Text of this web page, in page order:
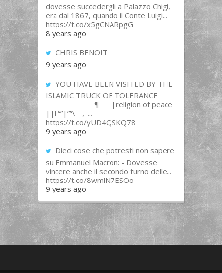
dovesse succedergli a Palazzo Chigi,
era dal 1867, quando il Conte Luigi...
https://t.co/x5gCNARpgG
8 years ago
CHRIS BENOIT
9 years ago
YOU HAVE BEEN VISITED BY THE
ISLAMIC TRUCK OF TOLERANCE
______________¶___ |religion of peace
||l “”|””\__,_...
https://t.co/yUD4QSKQ78
9 years ago
Dieci cose che potresti non sapere
su Emmanuel Macron: - Dovesse
vincere anche il secondo turno delle...
https://t.co/8wmlN7ESOo
9 years ago